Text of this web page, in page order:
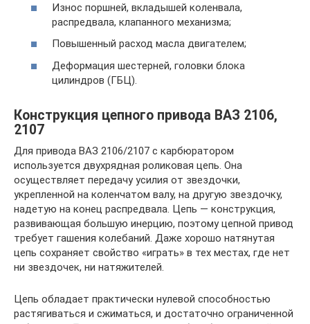
Износ поршней, вкладышей коленвала,
распредвала, клапанного механизма;
Повышенный расход масла двигателем;
Деформация шестерней, головки блока
цилиндров (ГБЦ).
Конструкция цепного привода ВАЗ 2106,
2107
Для привода ВАЗ 2106/2107 с карбюратором
используется двухрядная роликовая цепь. Она
осуществляет передачу усилия от звездочки,
укрепленной на коленчатом валу, на другую звездочку,
надетую на конец распредвала. Цепь — конструкция,
развивающая большую инерцию, поэтому цепной привод
требует гашения колебаний. Даже хорошо натянутая
цепь сохраняет свойство «играть» в тех местах, где нет
ни звездочек, ни натяжителей.
Цепь обладает практически нулевой способностью
растягиваться и сжиматься, и достаточно ограниченной